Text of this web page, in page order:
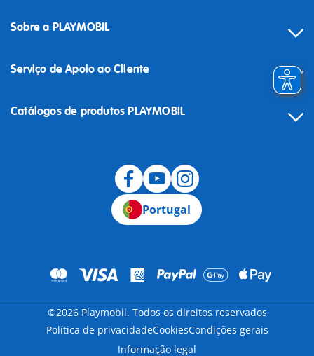
Sobre a PLAYMOBIL
Serviço de Apoio ao Cliente
Catálogos de produtos PLAYMOBIL
Portugal
©2026 Playmobil. Todos os direitos reservados
Política de privacidadeCookiesCondições gerais
Informação legal